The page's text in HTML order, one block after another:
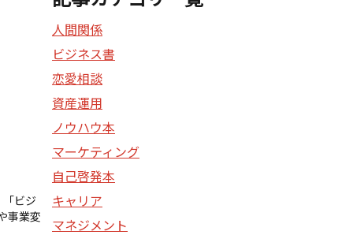
ビジ
事業変
人間関係
ビジネス書
恋愛相談
資産運用
ノウハウ本
マーケティング
自己啓発本
キャリア
マネジメント